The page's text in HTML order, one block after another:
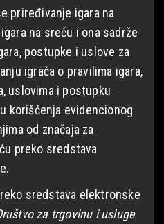
priređivanje igara na
na sreću i ona sadrže
postupke i uslove za
igrača o pravilima igara,
uslovima i postupku
korišćenja evidencionog
od značaja za
preko sredstava
sredstava elektronske
za trgovinu i usluge